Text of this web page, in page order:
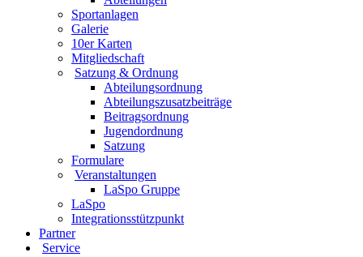
Sportanlagen
Galerie
10er Karten
Mitgliedschaft
Satzung & Ordnung
Abteilungsordnung
Abteilungszusatzbeiträge
Beitragsordnung
Jugendordnung
Satzung
Formulare
Veranstaltungen
LaSpo Gruppe
LaSpo
Integrationsstützpunkt
Partner
Service